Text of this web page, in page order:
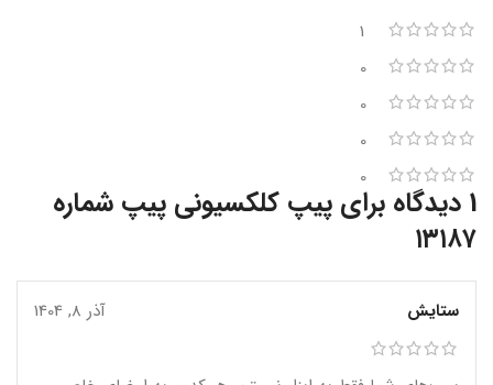
1
0
0
0
0
1 دیدگاه برای
پیپ کلکسیونی پیپ شماره
۱۳۱۸۷
ستایش آذر 8, 1404